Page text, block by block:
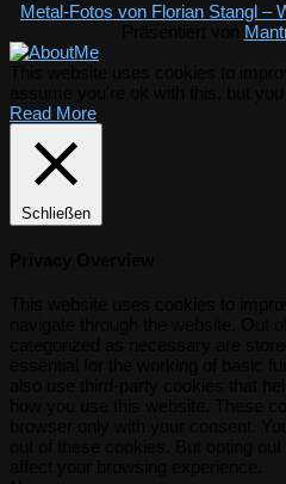
Metal-Fotos von Florian Stangl –
Read More
Schließen